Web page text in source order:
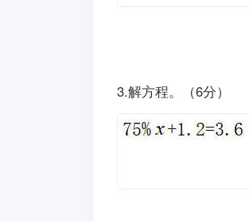
3.解方程。（6分）